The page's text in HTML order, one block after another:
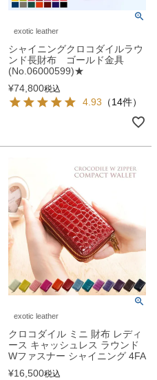
exotic leather
シャイニングクロコダイルラウ
ンド長財布 ゴールド金具
(No.06000599)★
¥74,800税込
4.93 （14件）
exotic leather
クロコダイル ミニ 財布 レディ
ース キャッシュレス ラウンド
Wファスナー シャイニング 4FA
¥16,500税込